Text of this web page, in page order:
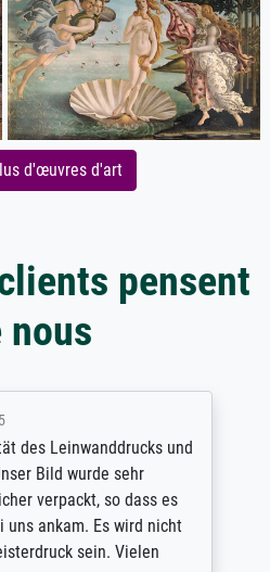
d'œuvres d'art
pensent
nous
des Leinwanddrucks und
Bild wurde sehr
verpackt, so dass es
ankam. Es wird nicht
sein. Vielen